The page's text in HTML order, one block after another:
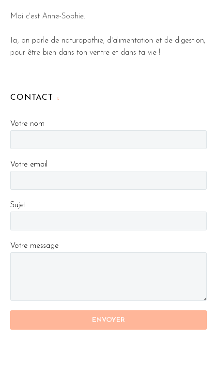
Moi c'est Anne-Sophie.
Ici, on parle de naturopathie, d'alimentation et de digestion,
pour être bien dans ton ventre et dans ta vie !
CONTACT
Votre nom
Votre email
Sujet
Votre message